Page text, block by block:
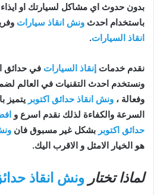
بدون حدوث اي مشاكل لسيارتك او ايذاء
باستخدام احدث ونش انقاذ سيارات
انقاذ السيارات.
نقدم خدمات إنقاذ السيارات في حدائق
ونستخدم احدث التقنيات في العالم
وفعالة ، ونش انقاذ حدائق اكتوبر يتميز
السرعة والكفاءة لذلك نقدم اسرع و
حدائق اكتوبر بشكل غير مسبوق فان
هو الخيار الامثل و الاقرب اليك.
لماذا تختار ونش انقاذ